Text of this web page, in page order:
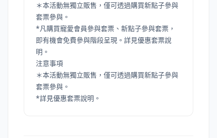
＊本活動無獨立販售，僅可透過購買新點子參與
套票參與。
*凡購買寵愛會員參與套票、新點子參與套票，
即有機會免費參與階段呈現。詳見優惠套票說
明。
注意事項
＊本活動無獨立販售，僅可透過購買新點子參與
套票參與。
*詳見優惠套票說明。